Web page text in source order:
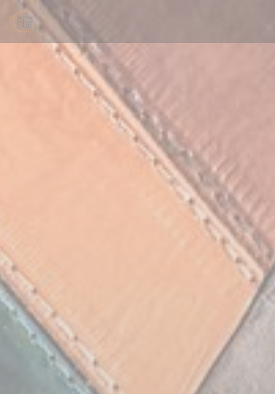
Personalizzazione delle tue scelte sui cookie